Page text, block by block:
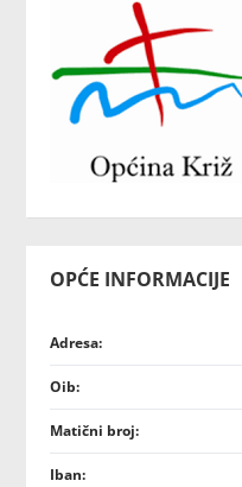
OPĆE INFORMACIJE
Adresa:
Oib:
Matični broj:
Iban: